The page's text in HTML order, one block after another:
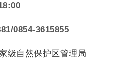
0854-3615855
级自然保护区管理局